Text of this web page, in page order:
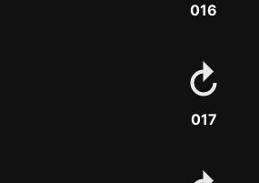
016
017